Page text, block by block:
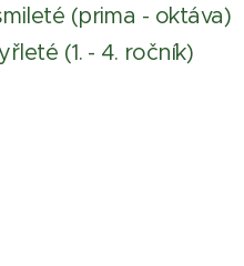
(prima - oktáva)
(1. - 4. ročník)